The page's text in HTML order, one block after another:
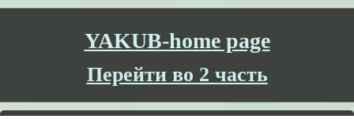
YAKUB-home page
Перейти во 2 часть